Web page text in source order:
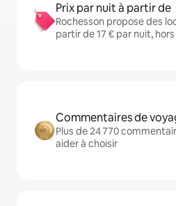
Prix par nuit à partir de
Rochesson propose des
partir de 17 € par nuit,
Commentaires de
Plus de 24 770
aider à choisir